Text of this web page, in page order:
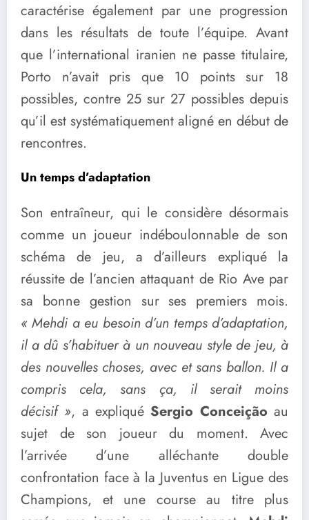
caractérise également par une progression
dans les résultats de toute l’équipe. Avant
que l’international iranien ne passe titulaire,
Porto n’avait pris que 10 points sur 18
possibles, contre 25 sur 27 possibles depuis
qu’il est systématiquement aligné en début de
rencontres.
Un temps d’adaptation
Son entraîneur, qui le considère désormais
comme un joueur indéboulonnable de son
schéma de jeu, a d’ailleurs expliqué la
réussite de l’ancien attaquant de Rio Ave par
sa bonne gestion sur ses premiers mois.
« Mehdi a eu besoin d’un temps d’adaptation,
il a dû s’habituer à un nouveau style de jeu, à
des nouvelles choses, avec et sans ballon. Il a
compris cela, sans ça, il serait moins
décisif », a expliqué Sergio Conceição au
sujet de son joueur du moment. Avec
l’arrivée d’une alléchante double
confrontation face à la Juventus en Ligue des
Champions, et une course au titre plus